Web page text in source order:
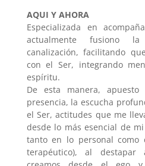
AQUI Y AHORA
Especializada en
actualmente fusiono
canalización, facilitando
con el Ser, integrando
espíritu.
De esta manera,
presencia, la escucha
el Ser, actitudes que me
desde lo más esencial de
tanto en lo personal como
terapéutico), al